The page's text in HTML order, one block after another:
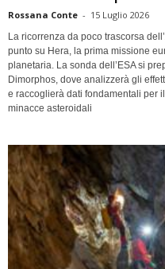
Rossana Conte - 15 Luglio 2026
La ricorrenza da poco trascorsa
punto su Hera, la prima missione
planetaria. La sonda dell’ESA si
Dimorphos, dove analizzerà gli
e raccoglierà dati fondamentali per
minacce asteroidali